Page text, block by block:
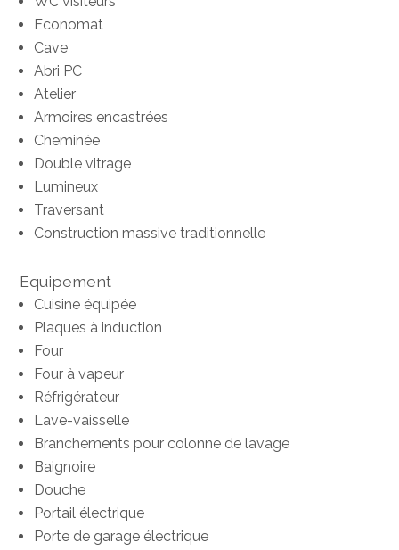
Economat
Cave
Abri PC
Atelier
Armoires encastrées
Cheminée
Double vitrage
Lumineux
Traversant
Construction massive traditionnelle
Equipement
Cuisine équipée
Plaques à induction
Four
Four à vapeur
Réfrigérateur
Lave-vaisselle
Branchements pour colonne de lavage
Baignoire
Douche
Portail électrique
Porte de garage électrique